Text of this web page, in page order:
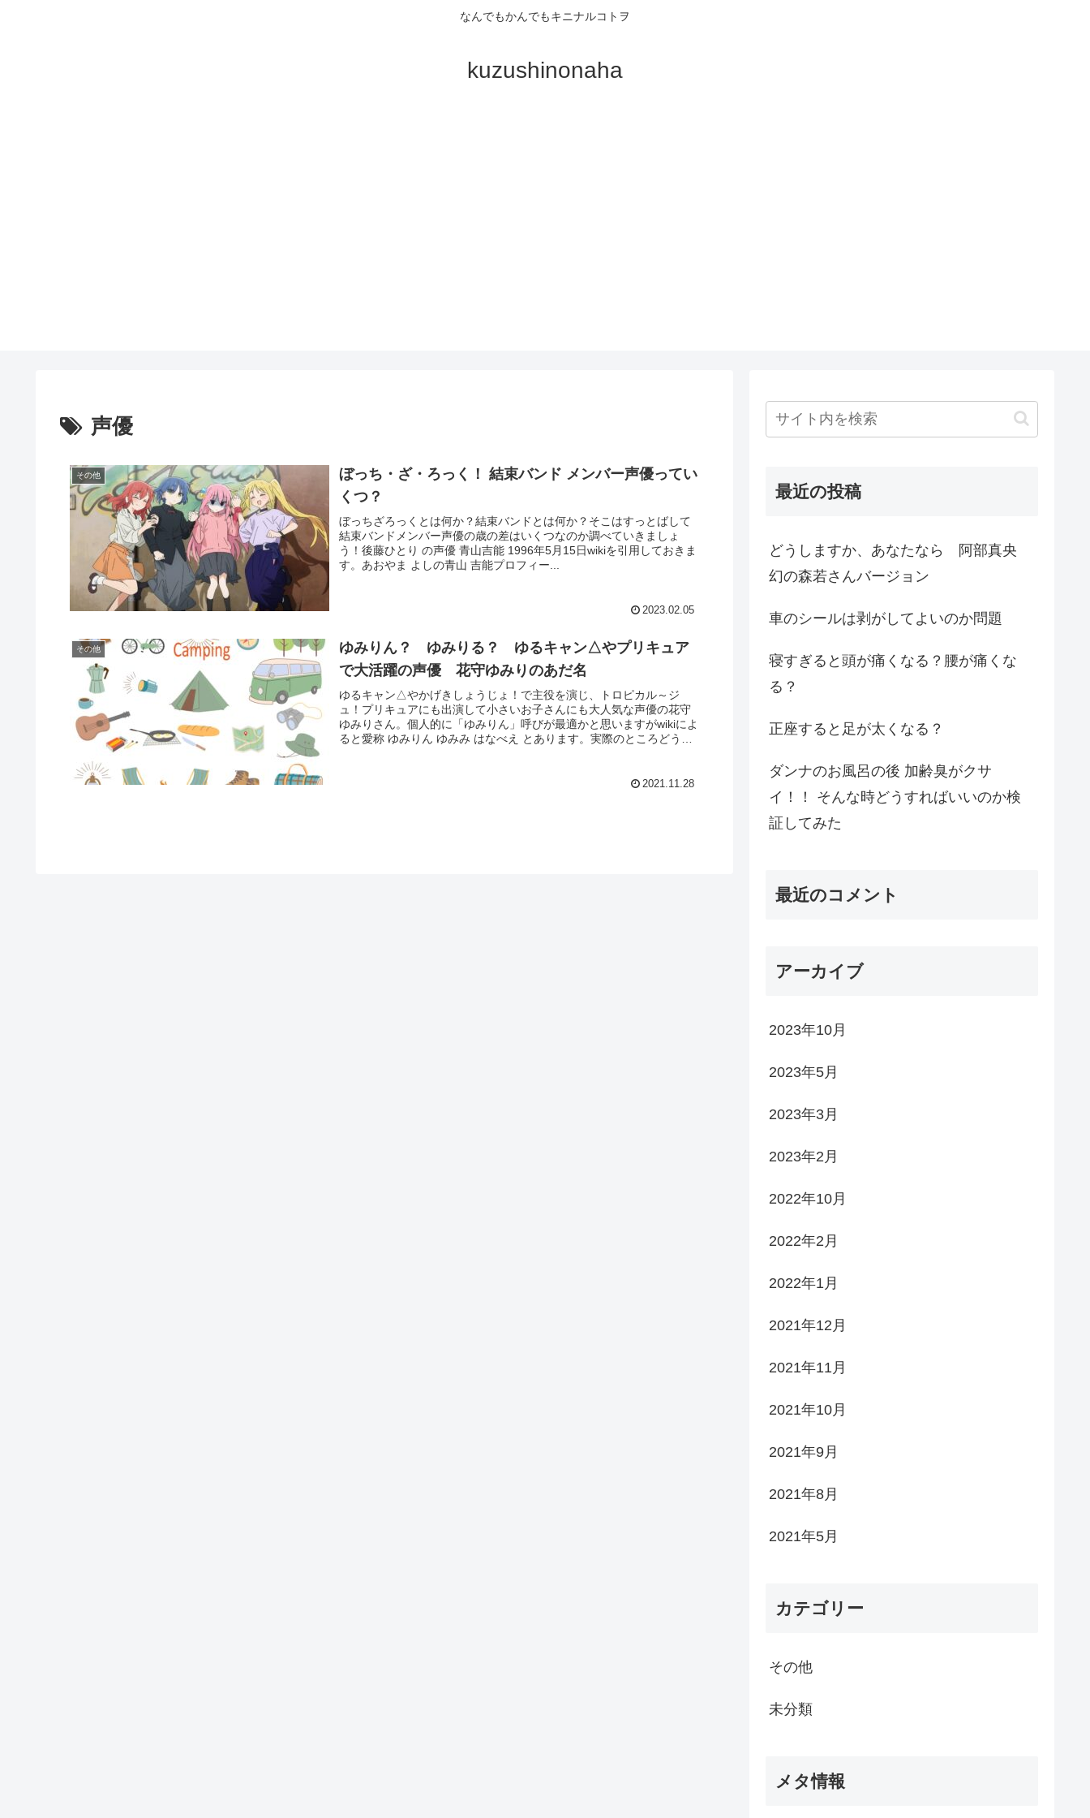
なんでもかんでもキニナルコトヲ
kuzushinonaha
声優
その他
ぼっち・ざ・ろっく！ 結束バンド メンバー声優ってい
くつ？
ぼっちざろっくとは何か？結束バンドとは何か？そこはすっとばして
結束バンドメンバー声優の歳の差はいくつなのか調べていきましょ
う！後藤ひとり の声優 青山吉能 1996年5月15日wikiを引用しておきま
す。あおやま よしの青山 吉能プロフィー...
2023.02.05
その他
ゆみりん？ ゆみりる？ ゆるキャン△やプリキュア
で大活躍の声優 花守ゆみりのあだ名
ゆるキャン△やかげきしょうじょ！で主役を演じ、トロピカル～ジ
ュ！プリキュアにも出演して小さいお子さんにも大人気な声優の花守
ゆみりさん。個人的に「ゆみりん」呼びが最適かと思いますがwikiによ
ると愛称 ゆみりん ゆみみ はなべえ とあります。実際のところどうな
2021.11.28
最近の投稿
どうしますか、あなたなら 阿部真央
幻の森若さんバージョン
車のシールは剥がしてよいのか問題
寝すぎると頭が痛くなる？腰が痛くな
る？
正座すると足が太くなる？
ダンナのお風呂の後 加齢臭がクサ
イ！！ そんな時どうすればいいのか検
証してみた
最近のコメント
アーカイブ
2023年10月
2023年5月
2023年3月
2023年2月
2022年10月
2022年2月
2022年1月
2021年12月
2021年11月
2021年10月
2021年9月
2021年8月
2021年5月
カテゴリー
その他
未分類
メタ情報